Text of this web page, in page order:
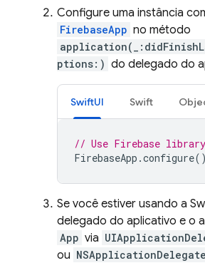
Configure uma instância
FirebaseApp no método
ptions:) do delegado do
SwiftUI Swift
// Use Firebase
FirebaseApp .configure()
Se você estiver usando a
delegado do aplicativo e o
App via
ou